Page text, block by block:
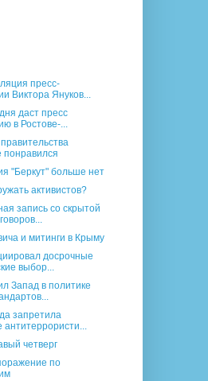
пресс-
Виктора Януков...
даст пресс
в Ростове-...
понравился
"Беркут" больше нет
активистов?
запись со скрытой
и митинги в Крыму
досрочные
выбор...
Запад в политике
запретила
антитеррористи...
четверг
по